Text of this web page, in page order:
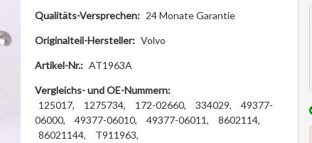
Qualitäts-Versprechen: 24 Monate Garantie
Originalteil-Hersteller: Volvo
Artikel-Nr.: AT1963A
Vergleichs- und OE-Nummern:
125017,
1275734, 172-02660, 334029,
49377-
06000,
49377-06010, 49377-06011,
8602114,
86021144,
T911963,